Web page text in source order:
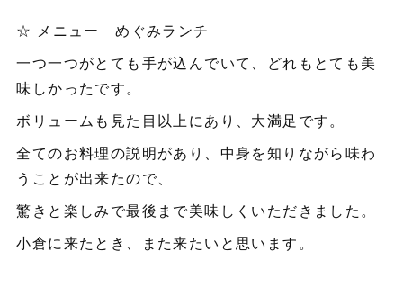
☆ メニュー めぐみランチ
一つ一つがとても手が込んでいて、どれもとても美
味しかったです。
ボリュームも見た目以上にあり、大満足です。
全てのお料理の説明があり、中身を知りながら味わ
うことが出来たので、
驚きと楽しみで最後まで美味しくいただきました。
小倉に来たとき、また来たいと思います。